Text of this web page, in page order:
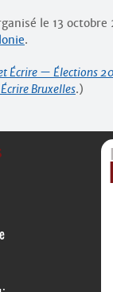
le 13 octobre
.
Écrire — Élections
Bruxelles.)